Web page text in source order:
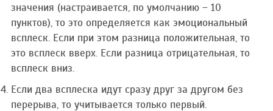
значения (настраивается, по умолчанию – 10
пунктов), то это определяется как эмоциональный
всплеск. Если при этом разница положительная, то
это всплеск вверх. Если разница отрицательная, то
всплеск вниз.
Если два всплеска идут сразу друг за другом без
перерыва, то учитывается только первый.